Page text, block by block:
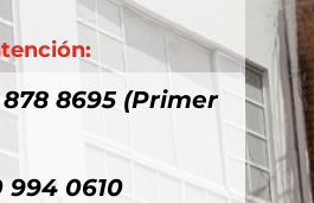
878 8695 (Primer
994 0610